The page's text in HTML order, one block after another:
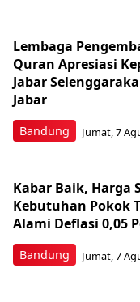
Bandung
Lembaga
Quran Apresiasi
Jabar
Jabar
Jumat, 7
Bandung
Kabar Baik, Harga
Kebutuhan Pokok
Alami Deflasi 0,05
Jumat, 7